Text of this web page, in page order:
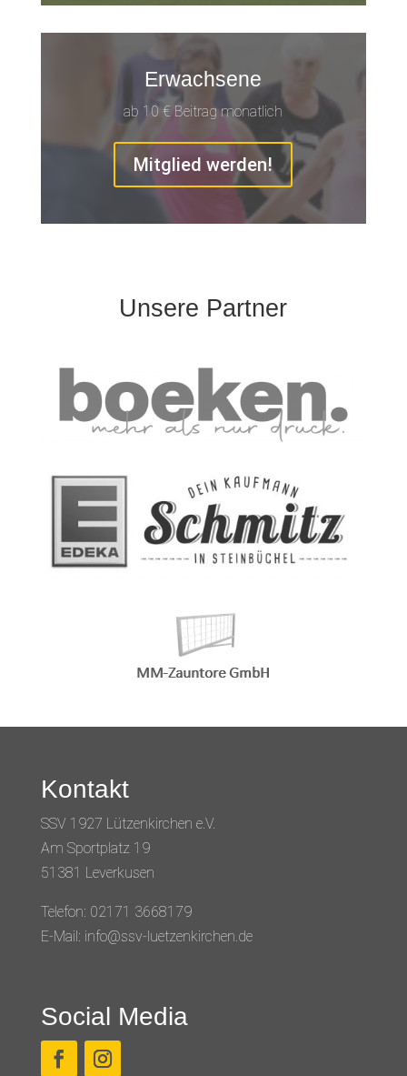
Erwachsene
ab 10 € Beitrag monatlich
Mitglied werden!
Unsere Partner
Kontakt
SSV 1927 Lützenkirchen e.V.
Am Sportplatz 19
51381 Leverkusen
Telefon: 02171 3668179
E-Mail: info@ssv-luetzenkirchen.de
Social Media